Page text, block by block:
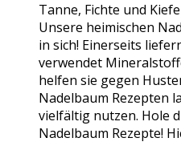
Tanne, Fichte und
Unsere heimischen
in sich! Einerseits
verwendet
helfen sie gegen
Nadelbaum Rezepten
vielfältig nutzen. Hole
Nadelbaum Rezepte!